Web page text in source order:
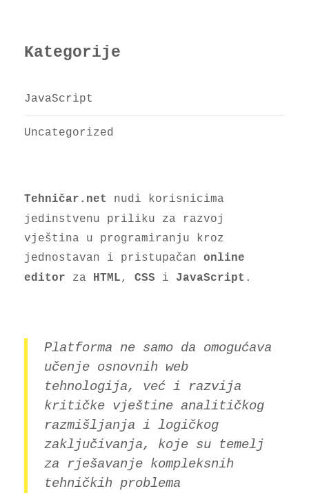
Kategorije
JavaScript
Uncategorized
Tehničar.net
nudi korisnicima
jedinstvenu priliku za razvoj
vještina u programiranju kroz
jednostavan i pristupačan online
editor za HTML , CSS i JavaScript .
Platforma ne samo da omogućava
učenje osnovnih web
tehnologija, već i razvija
kritičke vještine analitičkog
razmišljanja i logičkog
zaključivanja, koje su temelj
za rješavanje kompleksnih
tehničkih problema